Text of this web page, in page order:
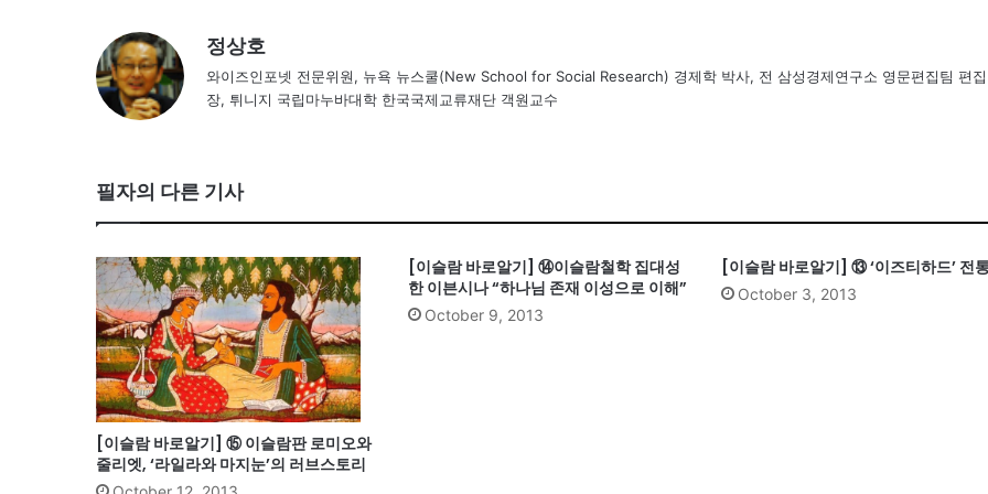
정상호
와이즈인포넷 전문위원, 뉴욕 뉴스쿨(New School for Social Research) 경제학 박사, 전 삼성경제연구소 영문편집팀 편집
장, 튀니지 국립마누바대학 한국국제교류재단 객원교수
필자의 다른 기사
[이슬람 바로알기] ⑮ 이슬람판 로미오와
줄리엣, ‘라일라와 마지눈’의 러브스토리
[이슬람 바로알기] ⑭이슬람철학 집대성
한 이븐시나 “하나님 존재 이성으로 이해”
October 9, 2013
[이슬람 바로알기] ⑬ ‘이즈티하드’ 전
October 3, 2013